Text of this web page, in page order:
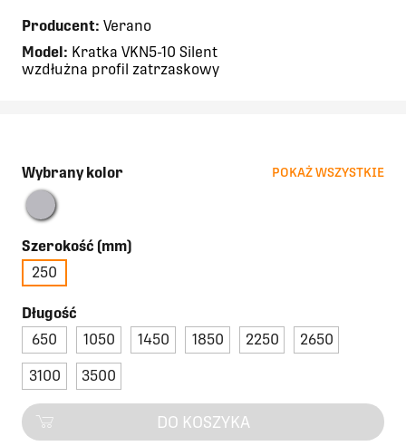
Producent: Verano
Model: Kratka VKN5-10 Silent
wzdłużna profil zatrzaskowy
Wybrany kolor POKAŻ WSZYSTKIE
Szerokość (mm)
250
Długość
650
1050 1450 1850 2250 2650
3100 3500
DO KOSZYKA